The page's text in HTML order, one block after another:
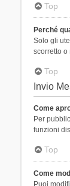
Top
Perché
Solo gli
scorretto o
Top
Invio
Come
Per
funzioni
Top
Come
Puoi